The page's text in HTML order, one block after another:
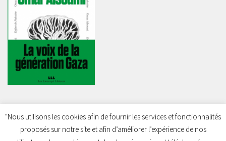
Charleroi Pour la Palestine © 2026. Tous droits réservés.
"Nous utilisons les cookies afin de fournir les services et fonctionnalités
proposés sur notre site et afin d’améliorer l’expérience de nos